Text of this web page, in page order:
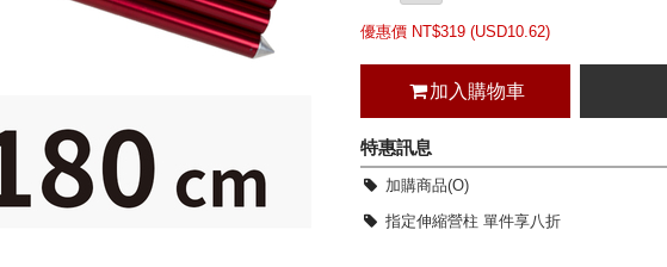
優惠價 NT$319 (USD10.62)
加入購物車
特惠訊息
加購商品(O)
指定伸縮營柱 單件享八折